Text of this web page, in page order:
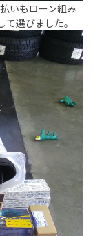
いもローン組み
選びました。